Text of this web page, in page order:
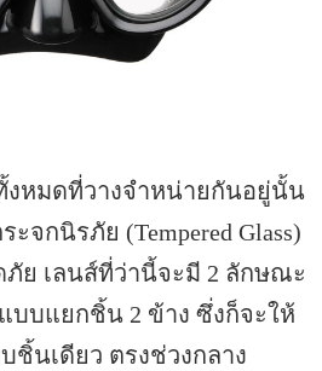
งหมดที่วางจำหน่ายกันอยู่นั้น
จกนิรภัย (Tempered Glass)
ย เลนส์ที่ว่านี้จะมี 2 ลักษณะ
บบแยกชิ้น 2 ข้าง ซึ่งก็จะให้
นเดียว ตรงช่วงกลาง